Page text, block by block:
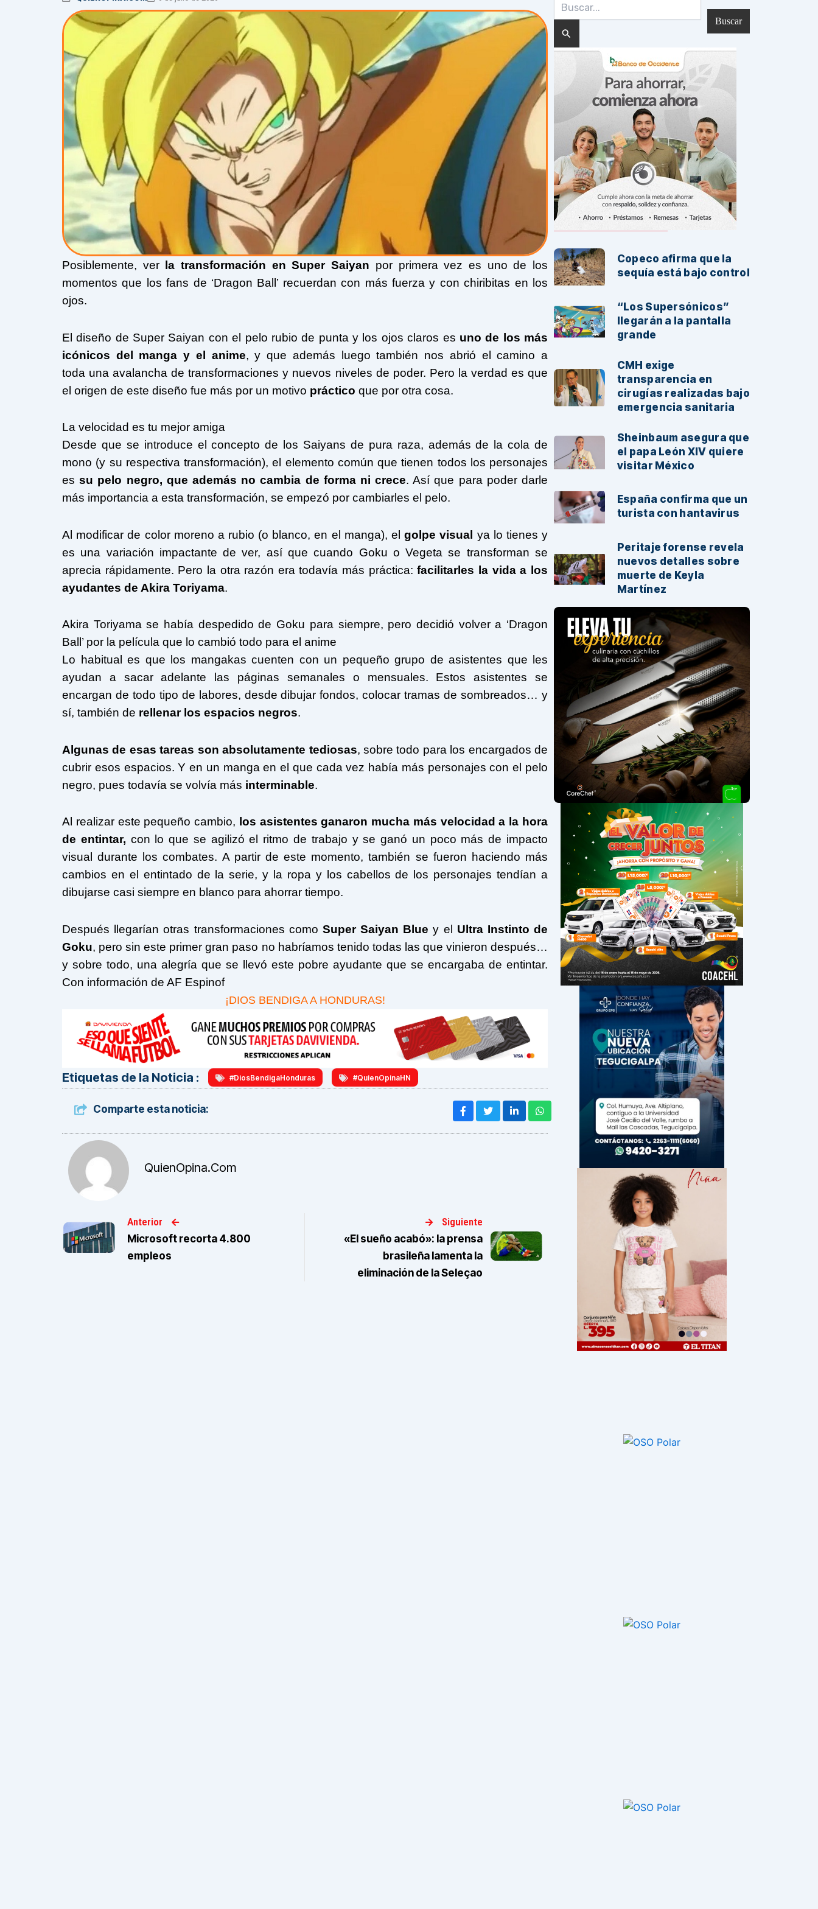
Posiblemente, ver la transformación en Super Saiyan por primera vez es uno de los
momentos que los fans de ‘Dragon Ball’ recuerdan con más fuerza y con chiribitas en los
ojos.
El diseño de Super Saiyan con el pelo rubio de punta y los ojos claros es uno de los más
icónicos del manga y el anime, y que además luego también nos abrió el camino a
toda una avalancha de transformaciones y nuevos niveles de poder. Pero la verdad es que
el origen de este diseño fue más por un motivo práctico que por otra cosa.
La velocidad es tu mejor amiga
Desde que se introduce el concepto de los Saiyans de pura raza, además de la cola de
mono (y su respectiva transformación), el elemento común que tienen todos los personajes
essu pelo negro, que además no cambia de forma ni crece. Así que para poder darle
más importancia a esta transformación, se empezó por cambiarles el pelo.
Al modificar de color moreno a rubio (o blanco, en el manga), elgolpe visual ya lo tienes y
es una variación impactante de ver, así que cuando Goku o Vegeta se transforman se
aprecia rápidamente. Pero la otra razón era todavía más práctica: facilitarles la vida a los
ayudantes de Akira Toriyama.
Akira Toriyama se había despedido de Goku para siempre, pero decidió volver a ‘Dragon
Ball’ por la película que lo cambió todo para el anime
Lo habitual es que los mangakas cuenten con un pequeño grupo de asistentes que les
ayudan a sacar adelante las páginas semanales o mensuales. Estos asistentes se
encargan de todo tipo de labores, desde dibujar fondos, colocar tramas de sombreados… y
sí, también de rellenar los espacios negros.
Algunas de esas tareas son absolutamente tediosas, sobre todo para los encargados de
cubrir esos espacios. Y en un manga en el que cada vez había más personajes con el pelo
negro, pues todavía se volvía más interminable.
Al realizar este pequeño cambio, los asistentes ganaron mucha más velocidad a la hora
de entintar, con lo que se agilizó el ritmo de trabajo y se ganó un poco más de impacto
visual durante los combates. A partir de este momento, también se fueron haciendo más
cambios en el entintado de la serie, y la ropa y los cabellos de los personajes tendían a
dibujarse casi siempre en blanco para ahorrar tiempo.
Después llegarían otras transformaciones como Super Saiyan Blue y el Ultra Instinto de
Goku, pero sin este primer gran paso no habríamos tenido todas las que vinieron después…
y sobre todo, una alegría que se llevó este pobre ayudante que se encargaba de entintar.
Con información de AF Espinof
¡DIOS BENDIGA A HONDURAS!
Etiquetas de la Noticia : #DiosBendigaHonduras #QuienOpinaHN
Comparte esta noticia:
QuienOpina.com
Anterior
Microsoft recorta 4.800
empleos
Siguiente
«El sueño acabó»: la prensa
brasileña lamenta la
eliminación de la Seleçao
por:
Noticias Recientes:
Copeco afirma que la
sequía está bajo control
“Los Supersónicos”
llegarán a la pantalla
grande
CMH exige
transparencia en
cirugías realizadas bajo
emergencia sanitaria
Sheinbaum asegura que
el papa León XIV quiere
visitar México
España confirma que un
turista con hantavirus
Peritaje forense revela
nuevos detalles sobre
muerte de Keyla
Martínez